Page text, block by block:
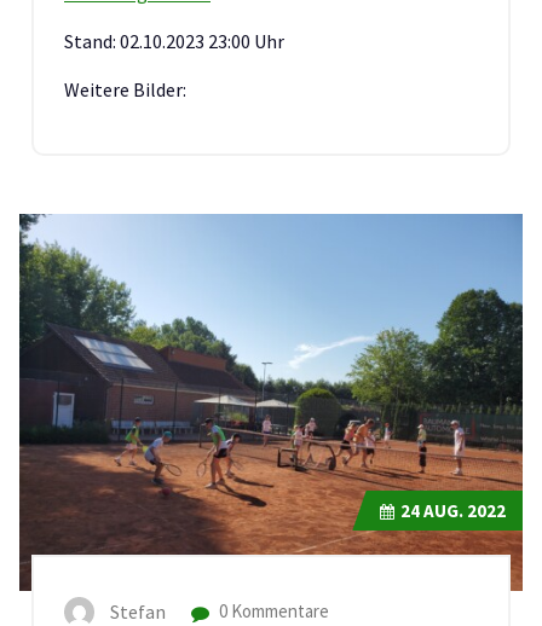
Stand: 02.10.2023 23:00 Uhr
Weitere Bilder:
24AUG. 2022
Stefan 0 Kommentare